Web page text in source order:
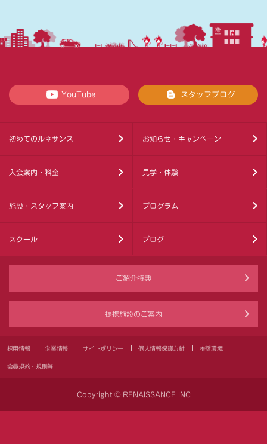
YouTube スタッフブログ
初めてのルネサンス お知らせ・キャンペーン
入会案内・料金 見学・体験
施設・スタッフ案内 プログラム
スクール ブログ
ご紹介特典
提携施設のご案内
採用情報 企業情報 サイトポリシー 個人情報保護方針 推奨環境
会員規約・規則等
Copyright © RENAISSANCE INC